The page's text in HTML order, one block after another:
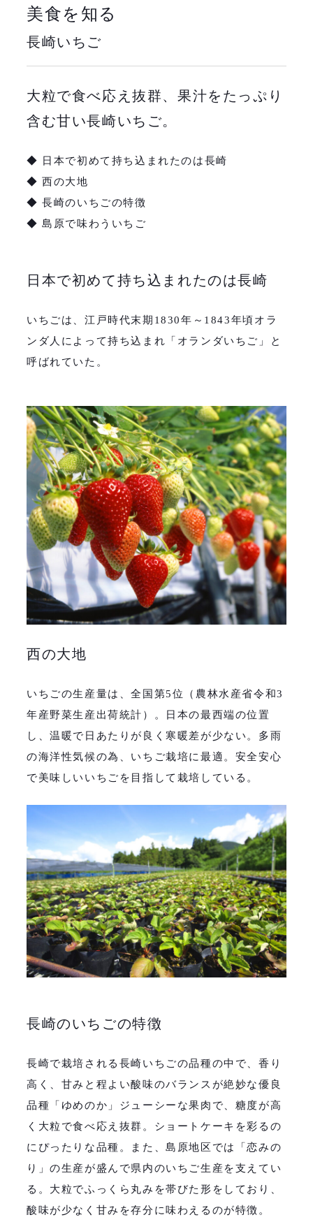
美食を知る
長崎いちご
大粒で食べ応え抜群、果汁をたっぷり
含む甘い長崎いちご。
◆ 日本で初めて持ち込まれたのは長崎
◆ 西の大地
◆ 長崎のいちごの特徴
◆ 島原で味わういちご
日本で初めて持ち込まれたのは長崎
いちごは、江戸時代末期 1830年～ 1843年頃オラ
ンダ人によって持ち込まれ「オランダいちご」と
呼ばれていた。
西の大地
いちごの生産量は、全国第5位（農林水産省令和3
年産野菜生産出荷統計）。日本の最西端の位置
し、温暖で日あたりが良く寒暖差が少ない。多雨
の海洋性気候の為、いちご栽培に最適。安全安心
で美味しいいちごを目指して栽培している。
長崎のいちごの特徴
長崎で栽培される長崎いちごの品種の中で、香り
高く、甘みと程よい酸味のバランスが絶妙な優良
品種「ゆめのか」ジューシーな果肉で、糖度が高
く大粒で食べ応え抜群。ショートケーキを彩るの
にぴったりな品種。また、島原地区では「恋みの
り」の生産が盛んで県内のいちご生産を支えてい
る。大粒でふっくら丸みを帯びた形をしており、
酸味が少なく甘みを存分に味わえるのが特徴。